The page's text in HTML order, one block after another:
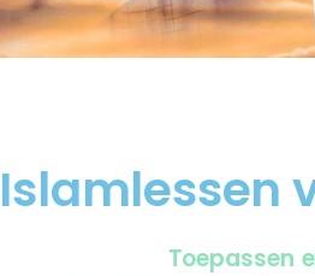
Islamlessen
Toepassen